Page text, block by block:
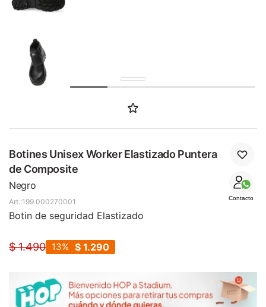
Botines Unisex Worker Elastizado Puntera
de Composite
Negro
Contacto
199.000270001
Botin de seguridad Elastizado
$ 1.490 $ 1.290
13